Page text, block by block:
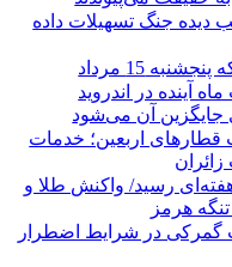
دیده جنگ تسهیلات داده
15 مرداد
آینده در اندروید
جایگزین آن می‌شود
اربعین؛ خدمات
رسید/ واکنش طلا و
هرمز
گمرکی در شرایط اضطرار